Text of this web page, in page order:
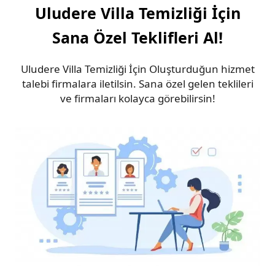
Uludere Villa Temizliği İçin
Sana Özel Teklifleri Al!
Uludere Villa Temizliği İçin Oluşturduğun hizmet
talebi firmalara iletilsin. Sana özel gelen teklileri
ve firmaları kolayca görebilirsin!